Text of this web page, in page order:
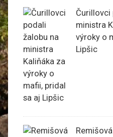
Čurillovci
ministra
výroky o
Lipšic